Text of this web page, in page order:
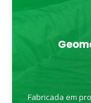
Fabricada em